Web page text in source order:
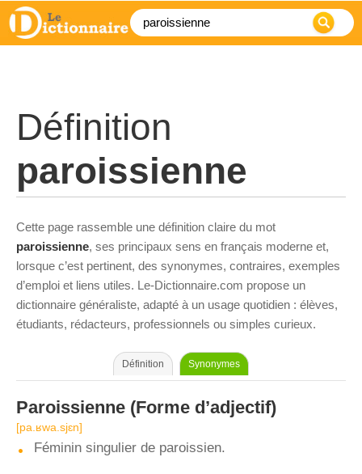
Définition
paroissienne
Cette page rassemble une définition claire du mot
paroissienne, ses principaux sens en français moderne et,
lorsque c’est pertinent, des synonymes, contraires, exemples
d’emploi et liens utiles. Le-Dictionnaire.com propose un
dictionnaire généraliste, adapté à un usage quotidien : élèves,
étudiants, rédacteurs, professionnels ou simples curieux.
Définition Synonymes
Paroissienne (Forme d’adjectif)
[pa.ʁwa.sjɛn]
Féminin singulier de paroissien.